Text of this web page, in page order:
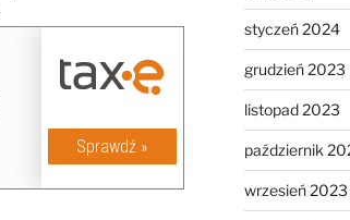
styczeń 2024
grudzień 2023
listopad 2023
październik
wrzesień 2023